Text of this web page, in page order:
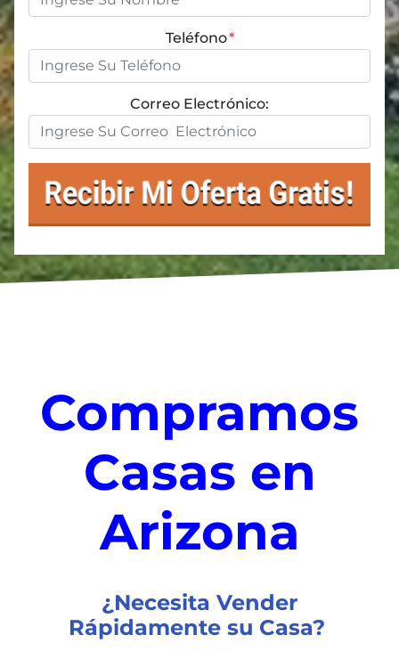
Teléfono*
Correo Electrónico:
Compramos
Casas en
Arizona
¿Necesita Vender
Rápidamente su Casa?